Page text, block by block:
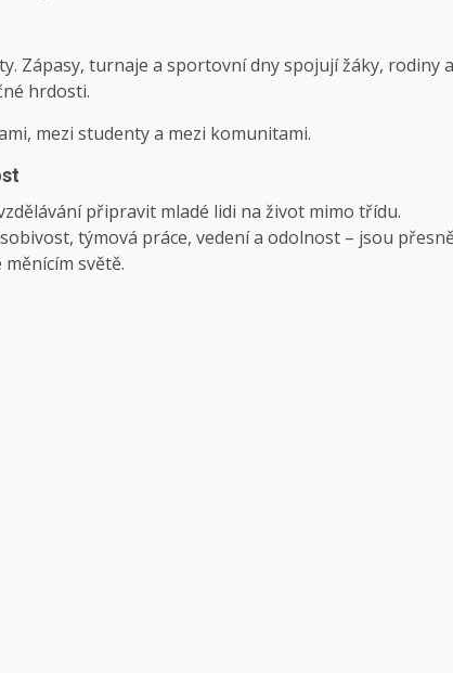
Zápasy, turnaje a sportovní dny spojují žáky, rodiny a
hrdosti.
mezi studenty a mezi komunitami.
připravit mladé lidi na život mimo třídu.
týmová práce, vedení a odolnost – jsou
světě.